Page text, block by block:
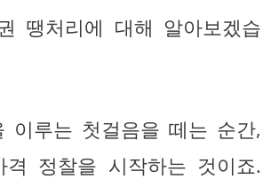
땡처리에 대해 알아보겠습
이루는 첫걸음을 떼는 순간,
격 정찰을 시작하는 것이죠.